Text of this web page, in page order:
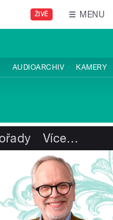
ŽIVĚ MENU
AUDIOARCHIV KAMERY
Více…